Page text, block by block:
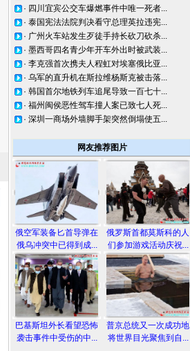
· 四川宜宾公交车爆燃事件中唯一死者...
· 泰国宪法法院判决看守总理英拉违宪...
· 广州火车站发生歹徒手持长砍刀砍杀...
· 墨西哥四名青少年开车外出时被武装...
· 李克强首次携夫人程虹对埃塞俄比亚...
· 乌军的直升机在斯拉维杨斯克被击落...
· 韩国首尔地铁列车追尾导致一百七十...
· 福州闽侯恶性驾车撞人案已致七人死...
· 深圳一商场外墙脚手架突然倒塌使五...
网友推荐图片
俄空军装备匕首导弹在
俄乌冲突中已得到成...
巴基斯坦外长看望恐怖
袭击事件中受伤的中...
俄罗斯首都莫斯科的人
们参加游戏活动庆祝...
普京总统又一次成功地
将世界目光聚焦到自...